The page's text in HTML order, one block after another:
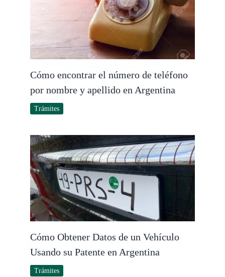
Cómo encontrar el número de teléfono
por nombre y apellido en Argentina
Trámites
Cómo Obtener Datos de un Vehículo
Usando su Patente en Argentina
Trámites